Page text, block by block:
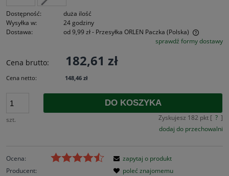
Dostępność:
duża ilość
Wysyłka w:
24 godziny
Dostawa:
od 9,99 zł- Przesyłka ORLEN Paczka (Polska)
Cena nie zawiera ewentualnych kosztów płatnościsprawdź formy dostawy
Cena brutto: 182,61 zł
Cena netto: 148,46 zł
szt.
DO KOSZYKA
Zyskujesz 182 pkt [ ? ]
dodaj do przechowalni
Ocena:
Producent:
zapytaj o produkt
poleć znajomemu